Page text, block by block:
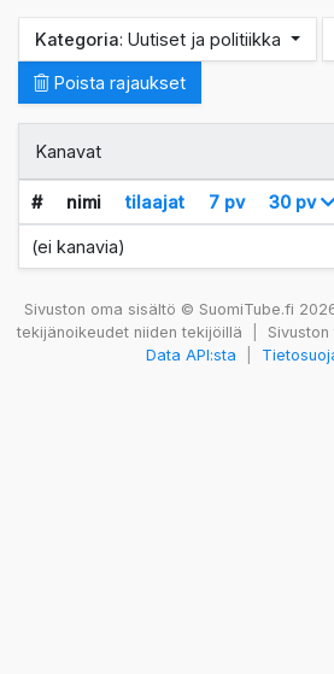
Kategoria: Uutiset ja politiikka
Poista rajaukset
Kanavat
# nimi tilaajat 7 pv 30 pv
(ei kanavia)
Sivuston oma sisältö © SuomiTube.fi
tekijänoikeudet niiden tekijöillä
Data API:sta